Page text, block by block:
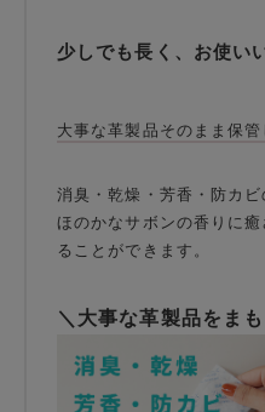
少しでも長く、お使い
大事な革製品そのまま保
消臭・乾燥・芳香・防カ
ほのかなサボンの香りに
ることができます。
＼大事な革製品をま